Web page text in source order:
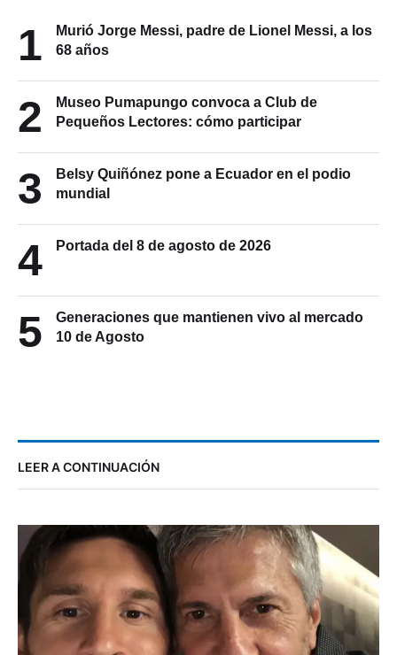
1
Murió Jorge Messi, padre de Lionel Messi, a los
68 años
2
Museo Pumapungo convoca a Club de
Pequeños Lectores: cómo participar
3
Belsy Quiñónez pone a Ecuador en el podio
mundial
4 Portada del 8 de agosto de 2026
5
Generaciones que mantienen vivo al mercado
10 de Agosto
LEER A CONTINUACIÓN